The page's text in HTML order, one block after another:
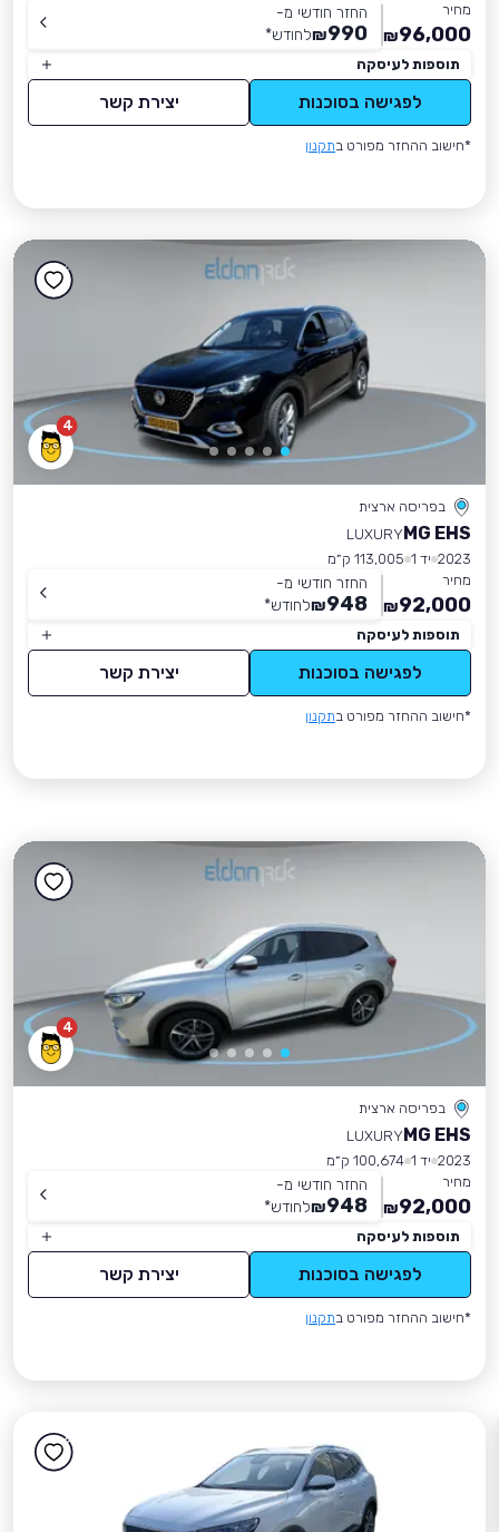
מחיר
96,000
₪
החזר חודשי מ-
990
₪לחודש*
תוספות לעיסקה
לפגישה בסוכנות יצירת קשר
*חישוב ההחזר מפורט בתקנון
4
בפריסה ארצית
MG EHS
LUXURY
2023 יד 1
113,005 ק״מ
מחיר
92,000
₪
החזר חודשי מ-
948
₪לחודש*
תוספות לעיסקה
לפגישה בסוכנות יצירת קשר
*חישוב ההחזר מפורט בתקנון
4
בפריסה ארצית
MG EHS
LUXURY
2023 יד 1
100,674 ק״מ
מחיר
92,000
₪
החזר חודשי מ-
948
₪לחודש*
תוספות לעיסקה
לפגישה בסוכנות יצירת קשר
*חישוב ההחזר מפורט בתקנון